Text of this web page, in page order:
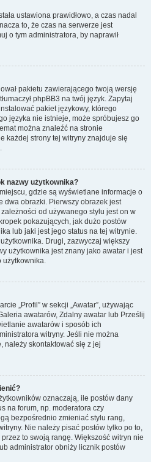
ustawiona prawidłowo, a czas nadal
to, że czas na serwerze jest
o tym administratora, by naprawił
pakietu zawierającego twoją wersję
phpBB3 na twój język. Zapytaj
pakiet językowy, którego
języka nie istnieje, może spróbujesz go
można znaleźć na stronie
każdej strony tej witryny znajduje się
nazwy użytkownika?
gdzie są wyświetlane informacje o
dwa obrazki. Pierwszy obrazek jest
od używanego stylu jest on w
pokazujących, jak dużo postów
lub jaki jest jego status na tej witrynie.
Drugi, zazwyczaj większy
użytkownika jest znany jako awatar i jest
użytkownika.
„Profil” w sekcji „Awatar”, używając
awatarów, Zdalny awatar lub Prześlij
awatarów i sposób ich
witryny. Jeśli nie można
należy skontaktować się z jej
oznaczają, ile postów dany
na forum, np. moderatora czy
bezpośrednio zmieniać stylu rang,
Nie należy pisać postów tylko po to,
to swoją rangę. Większość witryn nie
administrator obniży licznik postów